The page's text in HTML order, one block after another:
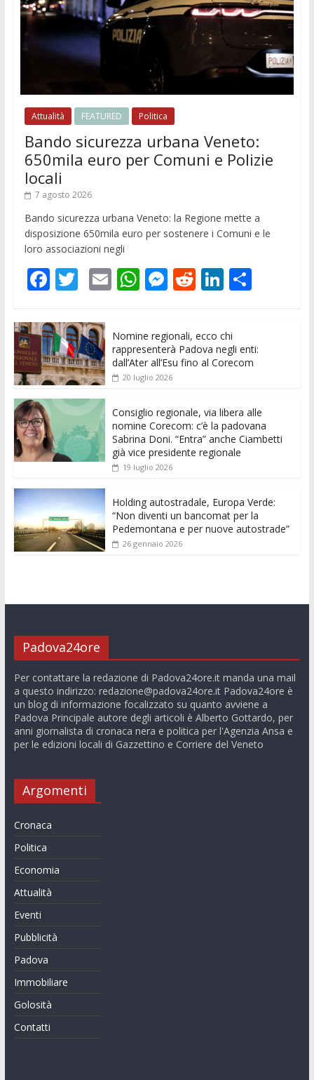
Attualità FEATURED Politica
Bando sicurezza urbana Veneto:
650mila euro per Comuni e Polizie
locali
7 agosto 2026
Bando sicurezza urbana Veneto: la Regione mette a
disposizione 650mila euro per sostenere i Comuni e le
loro associazioni negli
F
e
b
o
o
k
T
itt
er
E
l
W
s
A
p
p
M
ss
e
n
er
R
di
t
Li
k
e
dI
C
di
vi
Nomine regionali, ecco chi
rappresenterà Padova negli enti:
dall’Ater all’Esu fino al Corecom
20 luglio 2026
Consiglio regionale, via libera alle
nomine Corecom: c’è la padovana
Sabrina Doni. “Entra” anche Ciambetti
già vice presidente regionale
19 luglio 2026
Holding autostradale, Europa Verde:
“Non diventi un bancomat per la
Pedemontana e per nuove autostrade”
26 gennaio 2026
Padova24ore
Per contattare la redazione di Padova24ore.it manda una mail
a questo indirizzo: redazione@padova24ore.itPadova24ore è
un blog di informazione focalizzato su quanto avviene a
Padova Principale autore degli articoli è Alberto Gottardo, per
anni giornalista di cronaca nera e politica per l'Agenzia Ansa e
per le edizioni locali di Gazzettino e Corriere del Veneto
Argomenti
Cronaca
Politica
Economia
Attualità
Eventi
Pubblicità
Padova
Immobiliare
Golosità
Contatti